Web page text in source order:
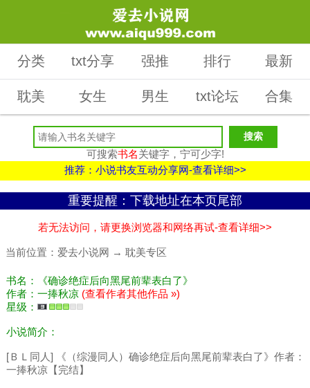
分类 txt分享 强推 排行 最新
耽美 女生 男生 txt论坛 合集
可搜索书名关键字，宁可少字!
推荐：小说书友互动分享网-查看详细>>
重要提醒：下载地址在本页尾部
若无法访问，请更换浏览器和网络再试-查看详细>>
当前位置： 爱去小说网 → 耽美专区
书名：《确诊绝症后向黑尾前辈表白了》
作者：一捧秋凉 (查看作者其他作品 »)
星级：
小说简介：
[ＢＬ同人] 《（综漫同人）确诊绝症后向黑尾前辈表白了》作者：
一捧秋凉【完结】